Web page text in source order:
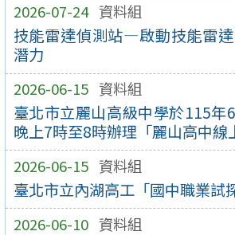
2026-07-24 資料組
技能雷達偵測站—啟動技能雷
潛力
2026-06-15 資料組
臺北市立麗山高級中學於115年
晚上7時至8時辦理「麗山高中線
2026-06-15 資料組
臺北市立內湖高工「國中職業試
2026-06-10 資料組